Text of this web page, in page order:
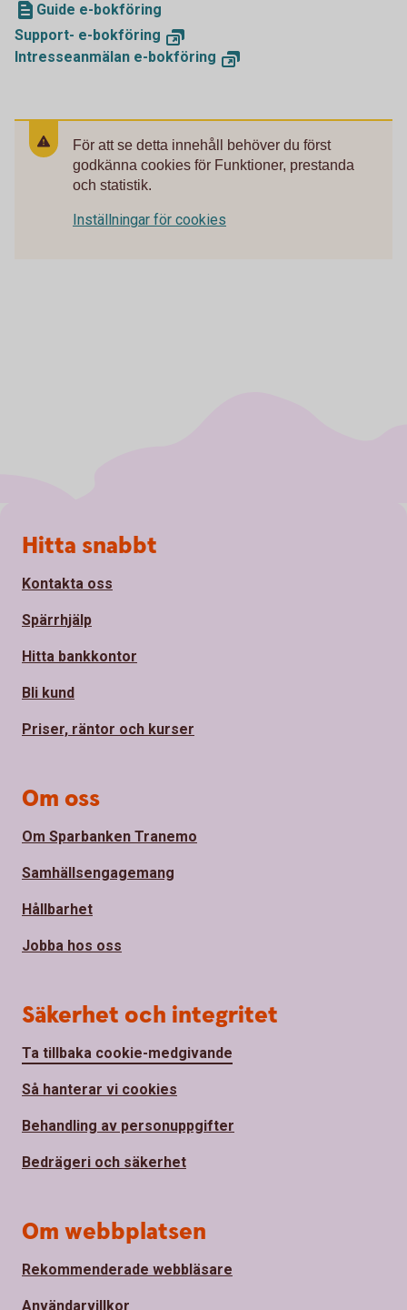
Guide e-bokföring
Support- e-bokföring
Intresseanmälan e-bokföring
För att se detta innehåll behöver du först
godkänna cookies för Funktioner, prestanda
och statistik.
Inställningar för cookies
Sidfot
Hitta snabbt
Kontakta oss
Spärrhjälp
Hitta bankkontor
Bli kund
Priser, räntor och kurser
Om oss
Om Sparbanken Tranemo
Samhällsengagemang
Hållbarhet
Jobba hos oss
Säkerhet och integritet
Ta tillbaka cookie-medgivande
Så hanterar vi cookies
Behandling av personuppgifter
Bedrägeri och säkerhet
Om webbplatsen
Rekommenderade webbläsare
Användarvillkor